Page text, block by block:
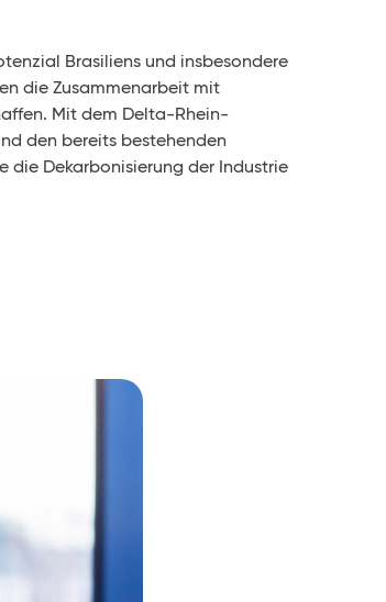
Brasiliens und insbesondere
die Zusammenarbeit mit
Mit dem Delta-Rhein-
den bereits bestehenden
Dekarbonisierung der Industrie